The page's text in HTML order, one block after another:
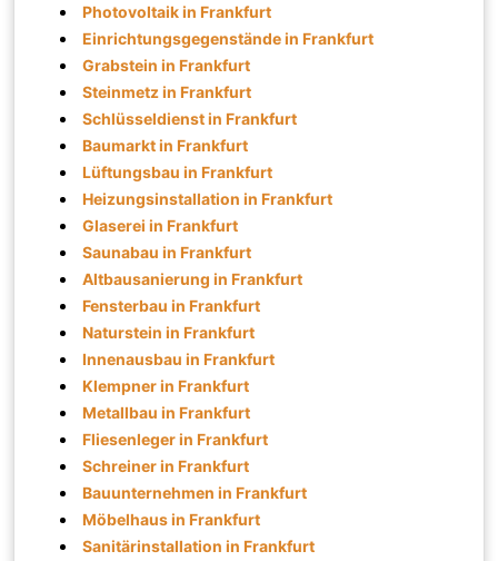
Photovoltaik in Frankfurt
Einrichtungsgegenstände in Frankfurt
Grabstein in Frankfurt
Steinmetz in Frankfurt
Schlüsseldienst in Frankfurt
Baumarkt in Frankfurt
Lüftungsbau in Frankfurt
Heizungsinstallation in Frankfurt
Glaserei in Frankfurt
Saunabau in Frankfurt
Altbausanierung in Frankfurt
Fensterbau in Frankfurt
Naturstein in Frankfurt
Innenausbau in Frankfurt
Klempner in Frankfurt
Metallbau in Frankfurt
Fliesenleger in Frankfurt
Schreiner in Frankfurt
Bauunternehmen in Frankfurt
Möbelhaus in Frankfurt
Sanitärinstallation in Frankfurt